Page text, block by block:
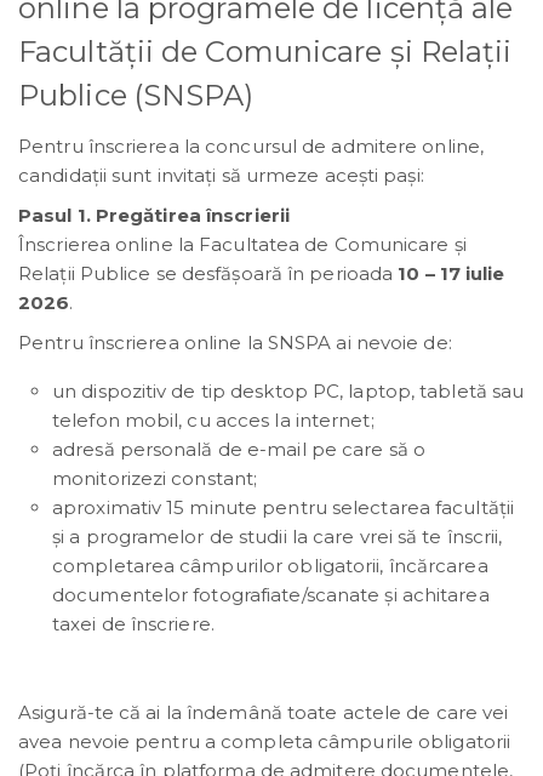
online la programele de licență ale
Facultății de Comunicare și Relații
Publice (SNSPA)
Pentru înscrierea la concursul de admitere online,
candidații sunt invitați să urmeze acești pași:
Pasul 1. Pregătirea înscrierii
Înscrierea online la Facultatea de Comunicare și
Relații Publice se desfășoară în perioada 10 – 17 iulie
2026.
Pentru înscrierea online la SNSPA ai nevoie de:
un dispozitiv de tip desktop PC, laptop, tabletă sau
telefon mobil, cu acces la internet;
adresă personală de e-mail pe care să o
monitorizezi constant;
aproximativ 15 minute pentru selectarea facultății
și a programelor de studii la care vrei să te înscrii,
completarea câmpurilor obligatorii, încărcarea
documentelor fotografiate/scanate și achitarea
taxei de înscriere.
Asigură-te că ai la îndemână toate actele de care vei
avea nevoie pentru a completa câmpurile obligatorii
(Poți încărca în platforma de admitere documentele,